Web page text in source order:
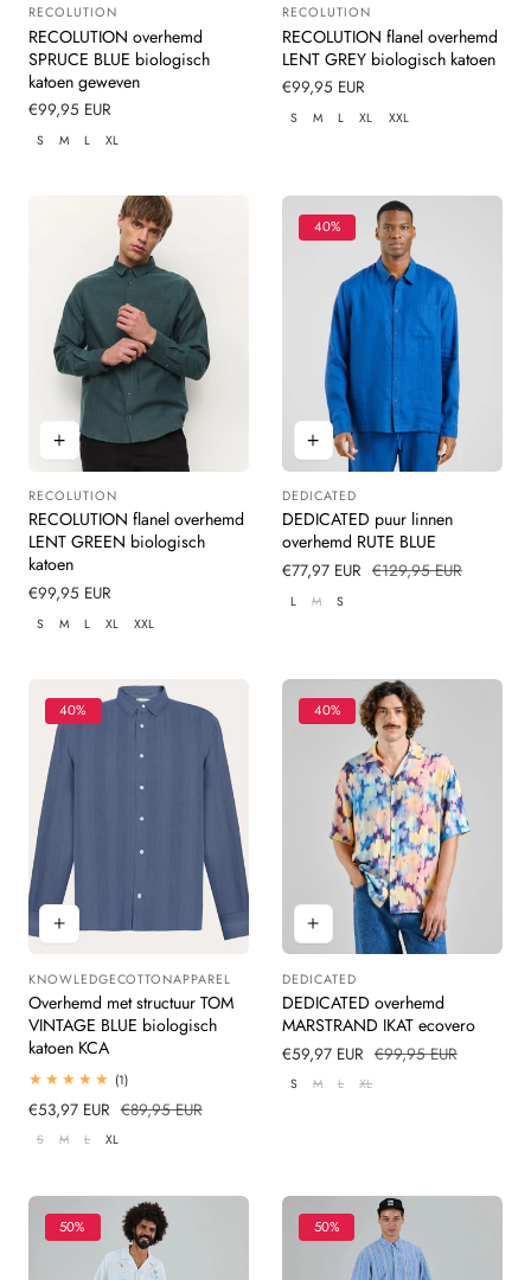
Leverancier:
RECOLUTION
RECOLUTION overhemd
SPRUCE BLUE biologisch
katoen geweven
Normale
prijs
€99,95 EUR
S M L XL
Leverancier:
RECOLUTION
RECOLUTION flanel overhemd
LENT GREY biologisch katoen
Normale
prijs
€99,95 EUR
S M L XL XXL
Leverancier:
RECOLUTION
RECOLUTION flanel overhemd
LENT GREEN biologisch
katoen
Normale
prijs
€99,95 EUR
S M L XL XXL
40%
Leverancier:
DEDICATED
DEDICATED puur linnen
overhemd RUTE BLUE
Verkoopprijs
€77,97 EUR Normale
€129,95 EUR
L M S
40%
Leverancier:
KNOWLEDGECOTTONAPPAREL
Overhemd met structuur TOM
VINTAGE BLUE biologisch
katoen KCA
(1)1
beoordelingen
Verkoopprijs
€53,97 EUR Normale
€89,95 EUR
S M L XL
40%
Leverancier:
DEDICATED
DEDICATED overhemd
MARSTRAND IKAT ecovero
Verkoopprijs
€59,97 EUR Normale
€99,95 EUR
S M L XL
50% 50%